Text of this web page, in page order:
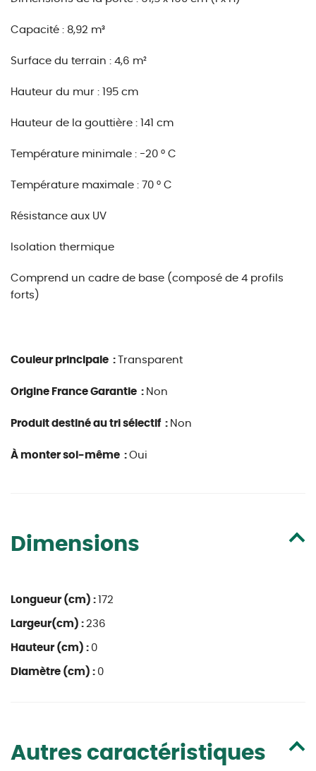
Capacité : 8,92 m³
Surface du terrain : 4,6 m²
Hauteur du mur : 195 cm
Hauteur de la gouttière : 141 cm
Température minimale : -20 ° C
Température maximale : 70 ° C
Résistance aux UV
Isolation thermique
Comprend un cadre de base (composé de 4 profils
forts)
Couleur principale : Transparent
Origine France Garantie : Non
Produit destiné au tri sélectif : Non
À monter soi-même : Oui
Dimensions
Longueur (cm) : 172
Largeur(cm) : 236
Hauteur (cm) : 0
Diamètre (cm) : 0
Autres caractéristiques